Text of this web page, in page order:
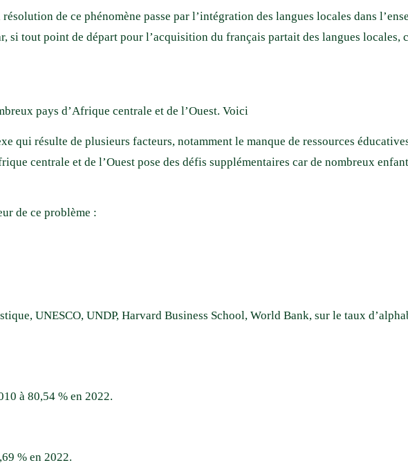
de ce phénomène passe par l’intégration des langues locales dans
si tout point de départ pour l’acquisition du français partait des langues
pays d’Afrique centrale et de l’Ouest. Voici
qui résulte de plusieurs facteurs, notamment le manque de ressources
centrale et de l’Ouest pose des défis supplémentaires car de nombreux
de ce problème :
UNESCO, UNDP, Harvard Business School, World Bank, sur le taux
à 80,54 % en 2022.
% en 2022.